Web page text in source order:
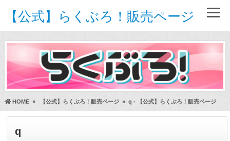
【公式】らくぶろ！販売ページ
HOME» 【公式】らくぶろ！販売ページ» q - 【公式】らくぶろ！販売ページ
q